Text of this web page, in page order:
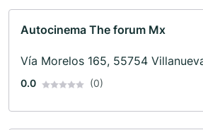
Autocinema The forum Mx
Vía Morelos 165, 55754
0.0 (0)